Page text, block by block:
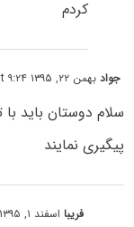
کردم
جوادبهمن ۲۲, ۱۳۹۵ at ۹:۲۴ ق٫ظ
پیگیری نمایند
فریبااسفند ۱, ۱۳۹۵ at ۲:۰۷ ب٫ظ